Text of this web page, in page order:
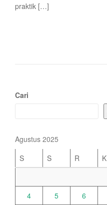
praktik […]
Cari
Agustus 2025
S
S R K
4
5 6